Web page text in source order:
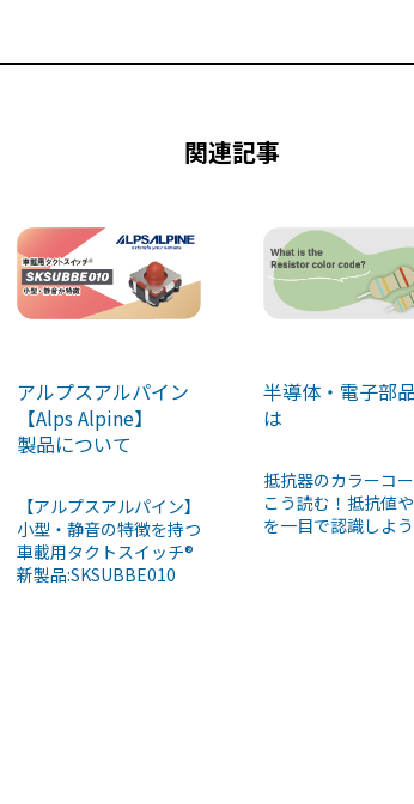
関連記事
アルプスアルパイン
【Alps Alpine】
製品について
【アルプスアルパイン】
小型・静音の特徴を持つ
車載用タクトスイッチ®
新製品:SKSUBBE010
半導体・電子部
は
抵抗器のカラーコ
こう読む！抵抗値
を一目で認識しよう